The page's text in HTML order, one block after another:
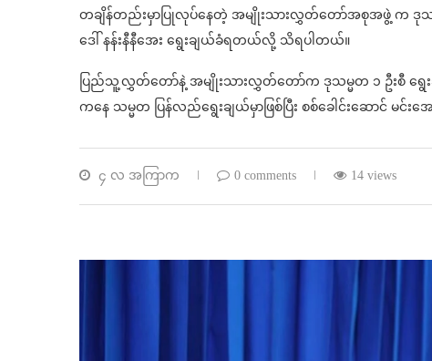
တချိန်တည်းမှာပြုလုပ်နေတဲ့ အမျိုးသားလွှတ်တော်အစုအဖွဲ့ က ဒုသ
ဒေါ် နန်းနီနီအေး ရွေးချယ်ခံရတယ်လို့ သိရပါတယ်။
ပြည်သူ့လွှတ်တော်နဲ့ အမျိုးသားလွှတ်တော်က ဒုသမ္မတ ၁ ဦးစီ ရွေ
ကနေ သမ္မတ ပြန်လည်ရွေးချယ်မှာဖြစ်ပြီး စစ်ခေါင်းဆောင် မင်
၄ လ အကြာက 0 comments 14 views